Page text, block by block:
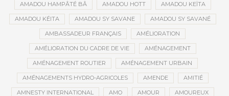
AMADOU HAMPÂTÉ BÂ AMADOU HOTT AMADOU KEÏTA
AMADOU KÉITA AMADOU SY SAVANE AMADOU SY SAVANÉ
AMBASSADEUR FRANÇAIS AMÉLIORATION
AMÉLIORATION DU CADRE DE VIE AMÉNAGEMENT
AMÉNAGEMENT ROUTIER AMÉNAGEMENT URBAIN
AMÉNAGEMENTS HYDRO-AGRICOLES AMENDE AMITIÉ
AMNESTY INTERNATIONAL AMO AMOUR AMOUREUX